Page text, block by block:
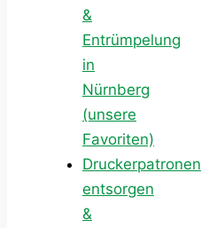
&
Entrümpelung
in
Nürnberg
(unsere
Favoriten)
Druckerpatronen
entsorgen
&